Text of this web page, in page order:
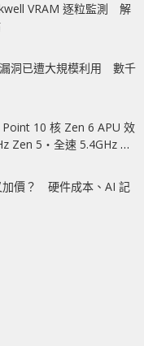
VRAM 逐粒監測 解
洞已遭大規模利用 數千
10 核 Zen 6 APU 效
Zen 5‧全速 5.4GHz 更
加價？ 硬件成本、AI 記